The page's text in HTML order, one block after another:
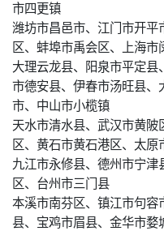
市四更镇
潍坊市昌邑市、江门市开
区、蚌埠市禹会区、上海市
大理云龙县、阳泉市平定
市德安县、伊春市汤旺县
市、中山市小榄镇
天水市清水县、武汉市黄
区、黄石市黄石港区、太原
九江市永修县、德州市宁
区、台州市三门县
本溪市南芬区、镇江市句
县、宝鸡市眉县、金华市婺